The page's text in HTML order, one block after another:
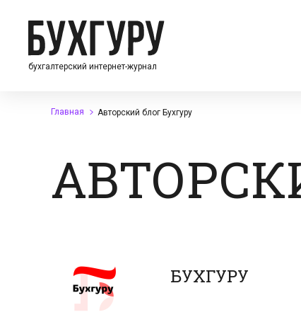
бухгалтерский интернет-журнал
Главная Авторский блог Бухгуру
БУХГУРУ